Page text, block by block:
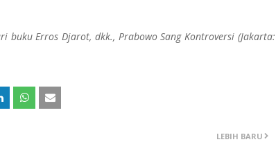
Erros Djarot, dkk., Prabowo Sang Kontroversi (Jakarta:
LEBIH BARU